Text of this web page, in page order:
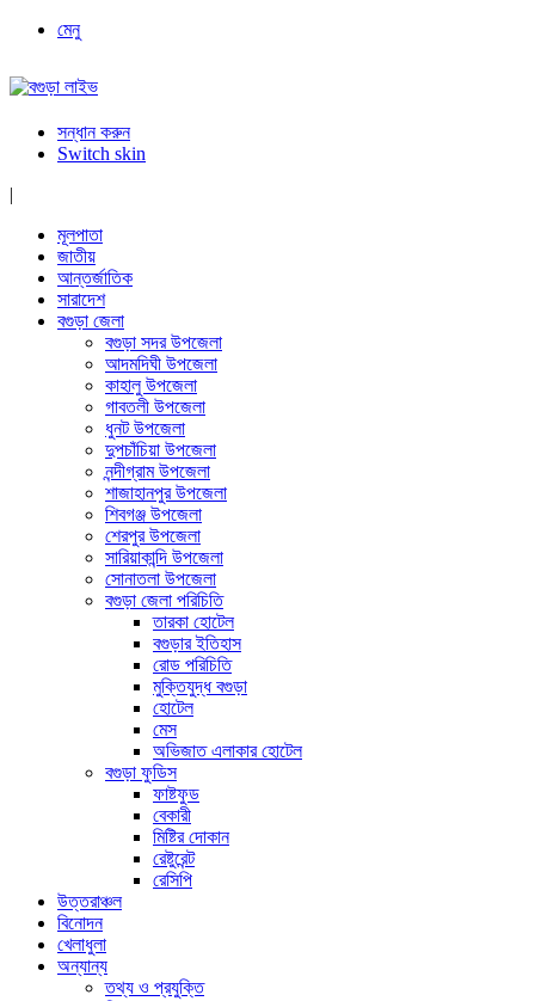
মেনু
সন্ধান করুন
Switch skin
|
মূলপাতা
জাতীয়
আন্তর্জাতিক
সারাদেশ
বগুড়া জেলা
বগুড়া সদর উপজেলা
আদমদিঘী উপজেলা
কাহালু উপজেলা
গাবতলী উপজেলা
ধুনট উপজেলা
দুপচাঁচিয়া উপজেলা
নন্দীগ্রাম উপজেলা
শাজাহানপুর উপজেলা
শিবগঞ্জ উপজেলা
শেরপুর উপজেলা
সারিয়াকান্দি উপজেলা
সোনাতলা উপজেলা
বগুড়া জেলা পরিচিতি
তারকা হোটেল
বগুড়ার ইতিহাস
রোড পরিচিতি
মুক্তিযুদ্ধ বগুড়া
হোটেল
মেস
অভিজাত এলাকার হোটেল
বগুড়া ফুডিস
ফাষ্টফুড
বেকারী
মিষ্টির দোকান
রেষ্টুরেন্ট
রেসিপি
উত্তরাঞ্চল
বিনোদন
খেলাধুলা
অন্যান্য
তথ্য ও প্রযুক্তি